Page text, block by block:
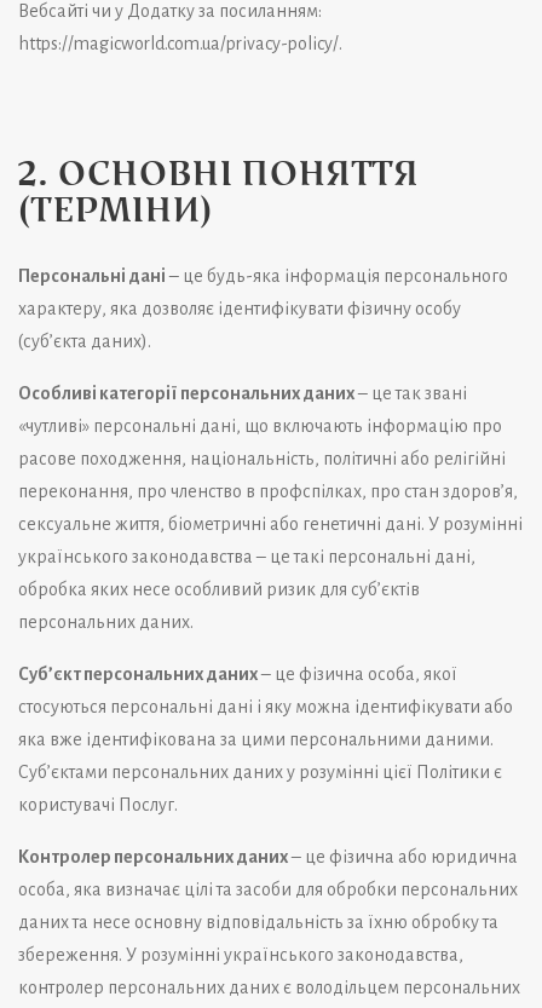
Вебсайті чи у Додатку за посиланням:
https://magicworld.com.ua/privacy-policy/.
2. ОСНОВНІ ПОНЯТТЯ
(ТЕРМІНИ)
Персональні дані– це будь-яка інформація персонального
характеру, яка дозволяє ідентифікувати фізичну особу
(суб’єкта даних).
Особливі категорії персональних даних– це так звані
«чутливі» персональні дані, що включають інформацію про
расове походження, національність, політичні або релігійні
переконання, про членство в профспілках, про стан здоров’я,
сексуальне життя, біометричні або генетичні дані. У розумінні
українського законодавства – це такі персональні дані,
обробка яких несе особливий ризик для суб’єктів
персональних даних.
Суб’єкт персональних даних– це фізична особа, якої
стосуються персональні дані і яку можна ідентифікувати або
яка вже ідентифікована за цими персональними даними.
Суб’єктами персональних даних у розумінні цієї Політики є
користувачі Послуг.
Контролер персональних даних– це фізична або юридична
особа, яка визначає цілі та засоби для обробки персональних
даних та несе основну відповідальність за їхню обробку та
збереження. У розумінні українського законодавства,
контролер персональних даних є володільцем персональних